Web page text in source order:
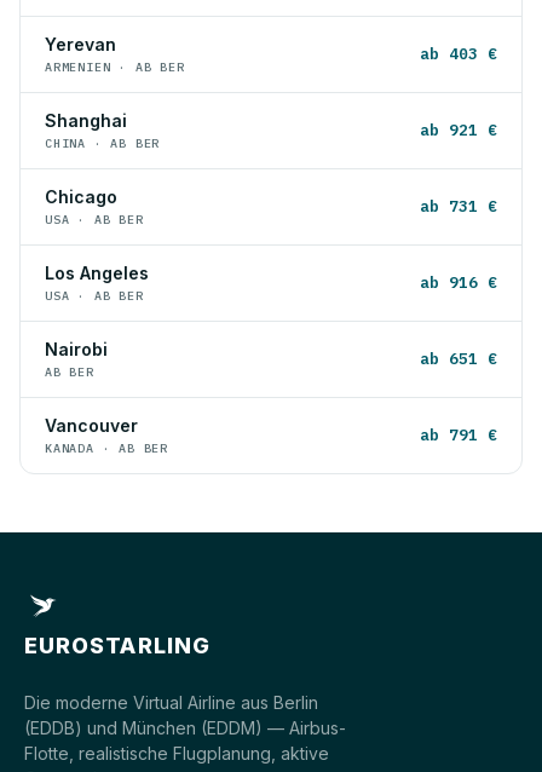
Yerevan
ARMENIEN · AB BER
ab 403 €
Shanghai
CHINA · AB BER
ab 921 €
Chicago
USA · AB BER
ab 731 €
Los Angeles
USA · AB BER
ab 916 €
Nairobi
AB BER
ab 651 €
Vancouver
KANADA · AB BER
ab 791 €
EUROSTARLING
Die moderne Virtual Airline aus Berlin
(EDDB) und München (EDDM) — Airbus-
Flotte, realistische Flugplanung, aktive